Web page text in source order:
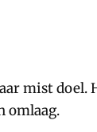
mist doel.
omlaag.